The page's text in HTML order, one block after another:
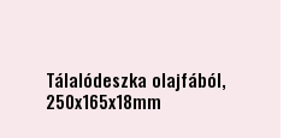
Tálalódeszka olajfából,
250x165x18mm